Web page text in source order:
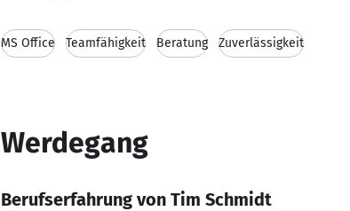
MS Office Teamfähigkeit Beratung Zuverlässigkeit
Werdegang
Berufserfahrung von Tim Schmidt